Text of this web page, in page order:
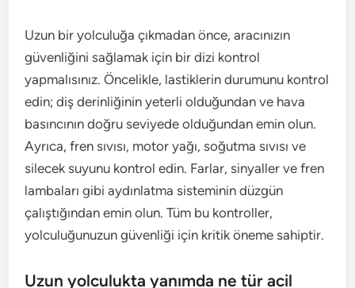
Uzun bir yolculuğa çıkmadan önce, aracınızın
güvenliğini sağlamak için bir dizi kontrol
yapmalısınız. Öncelikle, lastiklerin durumunu kontrol
edin; diş derinliğinin yeterli olduğundan ve hava
basıncının doğru seviyede olduğundan emin olun.
Ayrıca, fren sıvısı, motor yağı, soğutma sıvısı ve
silecek suyunu kontrol edin. Farlar, sinyaller ve fren
lambaları gibi aydınlatma sisteminin düzgün
çalıştığından emin olun. Tüm bu kontroller,
yolculuğunuzun güvenliği için kritik öneme sahiptir.
Uzun yolculukta yanımda ne tür acil